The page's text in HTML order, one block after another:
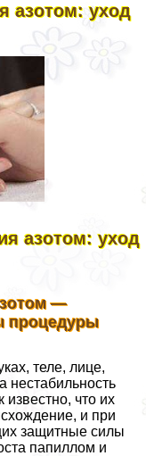
азотом: уход
азотом: уход
—
процедуры
теле, лице,
нестабильность
что их
и при
защитные силы
папиллом и